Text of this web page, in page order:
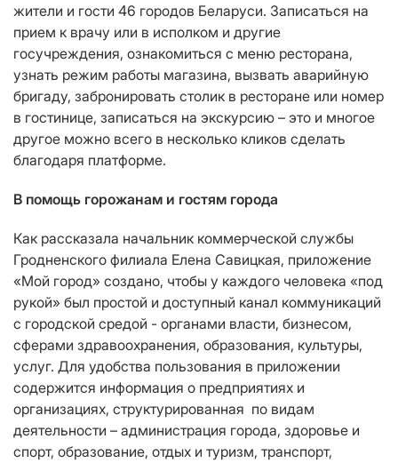
жители и гости 46 городов Беларуси. Записаться на
прием к врачу или в исполком и другие
госучреждения, ознакомиться с меню ресторана,
узнать режим работы магазина, вызвать аварийную
бригаду, забронировать столик в ресторане или номер
в гостинице, записаться на экскурсию – это и многое
другое можно всего в несколько кликов сделать
благодаря платформе.
В помощь горожанам и гостям города
Как рассказала начальник коммерческой службы
Гродненского филиала Елена Савицкая, приложение
«Мой город» создано, чтобы у каждого человека «под
рукой» был простой и доступный канал коммуникаций
с городской средой - органами власти, бизнесом,
сферами здравоохранения, образования, культуры,
услуг. Для удобства пользования в приложении
содержится информация о предприятиях и
организациях, структурированная по видам
деятельности – администрация города, здоровье и
спорт, образование, отдых и туризм, транспорт,